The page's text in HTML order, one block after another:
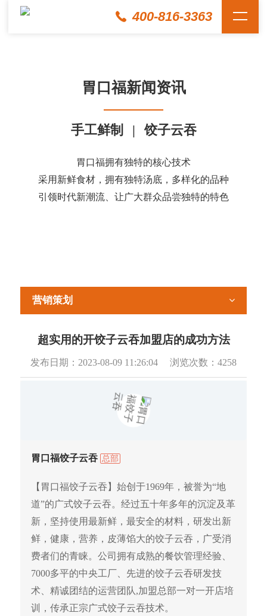
400-816-3363
胃口福新闻资讯
手工鲜制 | 饺子云吞
胃口福拥有独特的核心技术
采用新鲜食材，拥有独特汤底，多样化的品种
引领时代新潮流、让广大群众品尝独特的特色
营销策划
超实用的开饺子云吞加盟店的成功方法
发布日期： 2023-08-09 11:26:04 浏览次数： 4258
胃口福饺子云吞 总部
【胃口福饺子云吞】始创于1969年，被誉为“地
道”的广式饺子云吞。经过五十年多年的沉淀及革
新，坚持使用最新鲜，最安全的材料，研发出新
鲜，健康，营养，皮薄馅大的饺子云吞，广受消
费者们的青睐。公司拥有成熟的餐饮管理经验、
7000多平的中央工厂、先进的饺子云吞研发技
术、精诚团结的运营团队,加盟总部一对一开店培
训，传承正宗广式饺子云吞技术。